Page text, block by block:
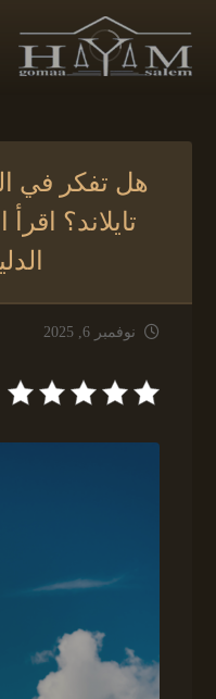
هل تفكر في
تايلاند؟
نوفمبر 6, 2025